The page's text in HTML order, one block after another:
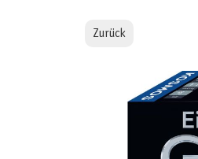
Zurück
Bildergalerie